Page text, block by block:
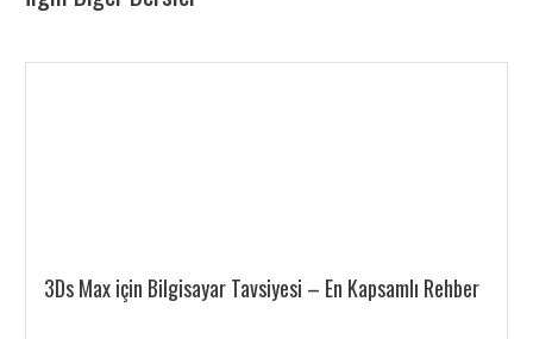
3Ds Max için Bilgisayar Tavsiyesi – En Kapsamlı Rehber